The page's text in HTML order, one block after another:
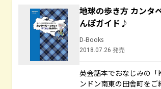
地球の歩き方 カンタ
んぽガイド♪
D-Books
2018.07.26 発売
英会話本でおなじみの「
ンドン南東の田舎町をご